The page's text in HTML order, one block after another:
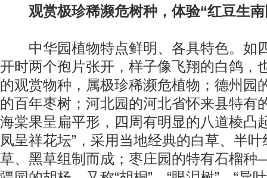
观赏极珍稀濒危树种，体验“红豆生南
中华园植物特点鲜明、各具特色。如
开时两个孢片张开，样子像飞翔的白鸽，
的观赏物种，属极珍稀濒危植物；德州园
的百年枣树；河北园的河北省怀来县特有
海棠果呈扁平形，四周有明显的八道棱凸
凤呈祥花坛”，采用当地经典的白草、半
草、黑草组制而成；枣庄园的特有石榴